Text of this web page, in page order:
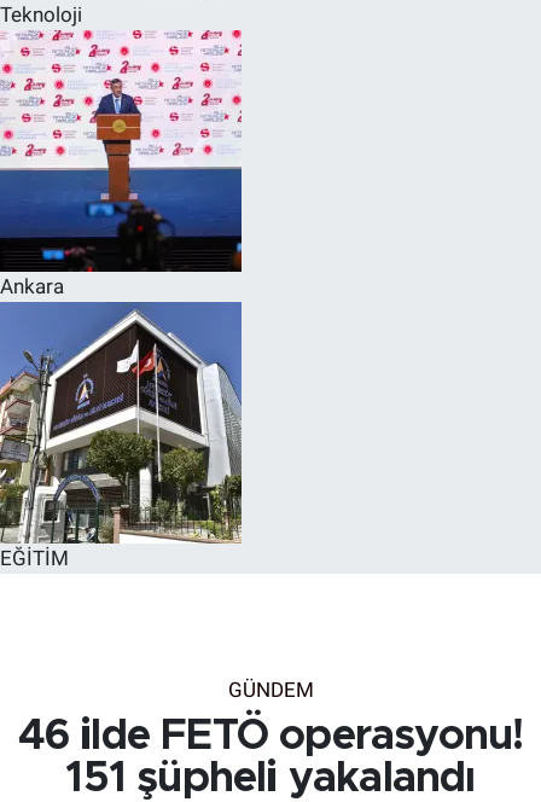
Teknoloji
Ankara
EĞİTİM
GÜNDEM
46 ilde FETÖ operasyonu!
151 şüpheli yakalandı